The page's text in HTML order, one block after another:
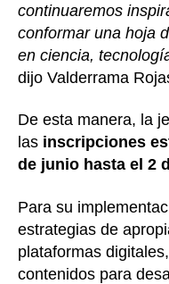
continuaremos
conformar una hoja
en ciencia,
dijo Valderrama
De esta manera, la
las inscripciones
de junio hasta el 2
Para su
estrategias de
plataformas
contenidos para